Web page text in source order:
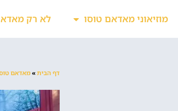
מוזיאוני מאדאם טוסו לא רק
דף הבית»מאדאם